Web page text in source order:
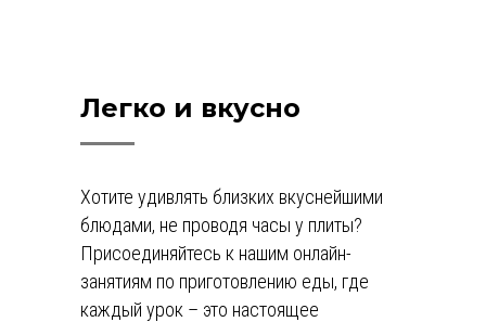
Легко и вкусно
Хотите удивлять близких вкуснейшими
блюдами, не проводя часы у плиты?
Присоединяйтесь к нашим онлайн-
занятиям по приготовлению еды, где
каждый урок – это настоящее